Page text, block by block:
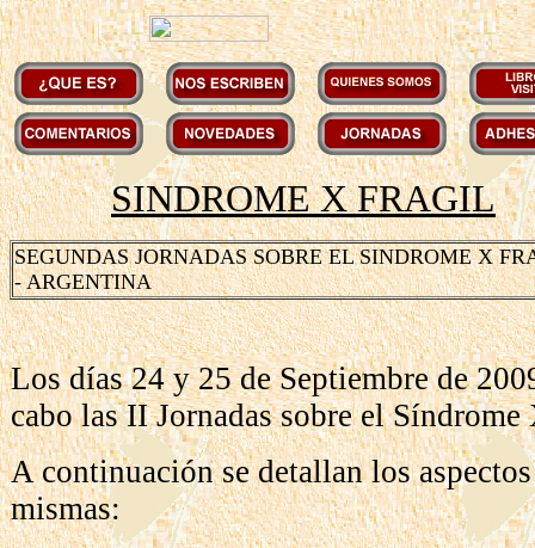
SINDROME X FRAGIL
SEGUNDAS JORNADAS SOBRE EL SINDROME X
- ARGENTINA
Los días 24 y 25 de Septiembre de
cabo las II Jornadas sobre el
A continuación se detallan los
mismas: